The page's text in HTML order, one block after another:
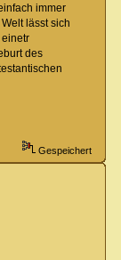
immer
lässt sich
des
Gespeichert